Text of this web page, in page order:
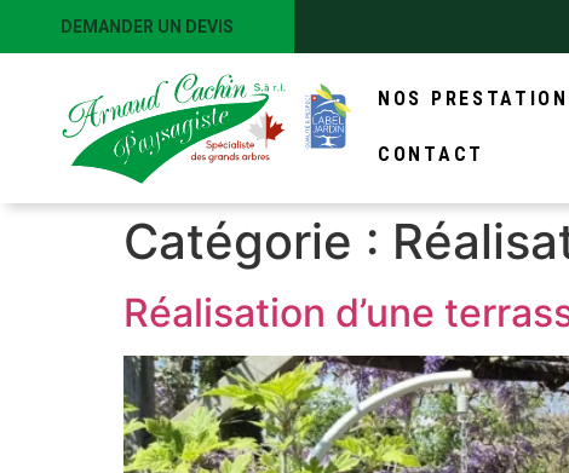
DEMANDER UN DEVIS
NOS
CONTACT
Catégorie :
Réalisation d’une